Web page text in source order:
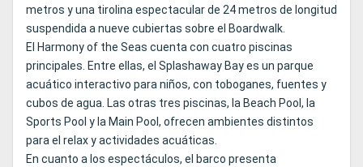
metros y una tirolina espectacular de 24 metros de longitud
suspendida a nueve cubiertas sobre el Boardwalk.
El Harmony of the Seas cuenta con cuatro piscinas
principales. Entre ellas, el Splashaway Bay es un parque
acuático interactivo para niños, con toboganes, fuentes y
cubos de agua. Las otras tres piscinas, la Beach Pool, la
Sports Pool y la Main Pool, ofrecen ambientes distintos
para el relax y actividades acuáticas.
En cuanto a los espectáculos, el barco presenta